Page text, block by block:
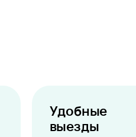
Удобные
выезды